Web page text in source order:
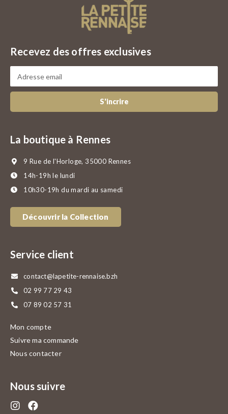
Recevez des offres exclusives
S'incrire
La boutique à Rennes
9 Rue de l'Horloge, 35000 Rennes
14h-19h le lundi
10h30-19h du mardi au samedi
Découvrir la Collection
Service client
contact@lapetite-rennaise.bzh
02 99 77 29 43
07 89 02 57 31
Mon compte
Suivre ma commande
Nous contacter
Nous suivre